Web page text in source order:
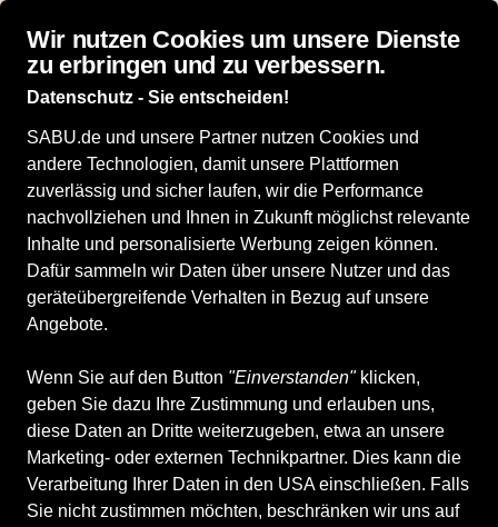
Wir nutzen Cookies um unsere Dienste
zu erbringen und zu verbessern.
Datenschutz - Sie entscheiden!
SABU.de und unsere Partner nutzen Cookies und
andere Technologien, damit unsere Plattformen
zuverlässig und sicher laufen, wir die Performance
nachvollziehen und Ihnen in Zukunft möglichst relevante
Inhalte und personalisierte Werbung zeigen können.
Dafür sammeln wir Daten über unsere Nutzer und das
geräteübergreifende Verhalten in Bezug auf unsere
Angebote.
Wenn Sie auf den Button "Einverstanden"klicken,
geben Sie dazu Ihre Zustimmung und erlauben uns,
diese Daten an Dritte weiterzugeben, etwa an unsere
Marketing- oder externen Technikpartner. Dies kann die
Verarbeitung Ihrer Daten in den USA einschließen. Falls
Sie nicht zustimmen möchten, beschränken wir uns auf